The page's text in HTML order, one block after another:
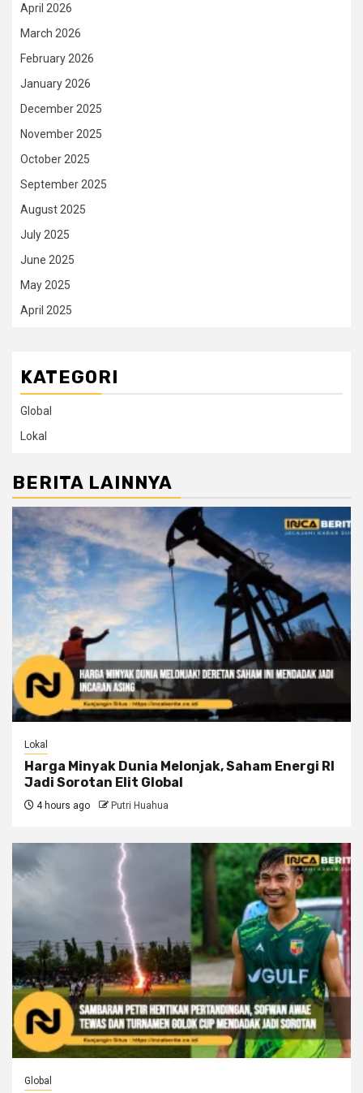
April 2026
March 2026
February 2026
January 2026
December 2025
November 2025
October 2025
September 2025
August 2025
July 2025
June 2025
May 2025
April 2025
KATEGORI
Global
Lokal
BERITA LAINNYA
Lokal
Harga Minyak Dunia Melonjak, Saham Energi RI
Jadi Sorotan Elit Global
4 hours ago Putri Huahua
Global